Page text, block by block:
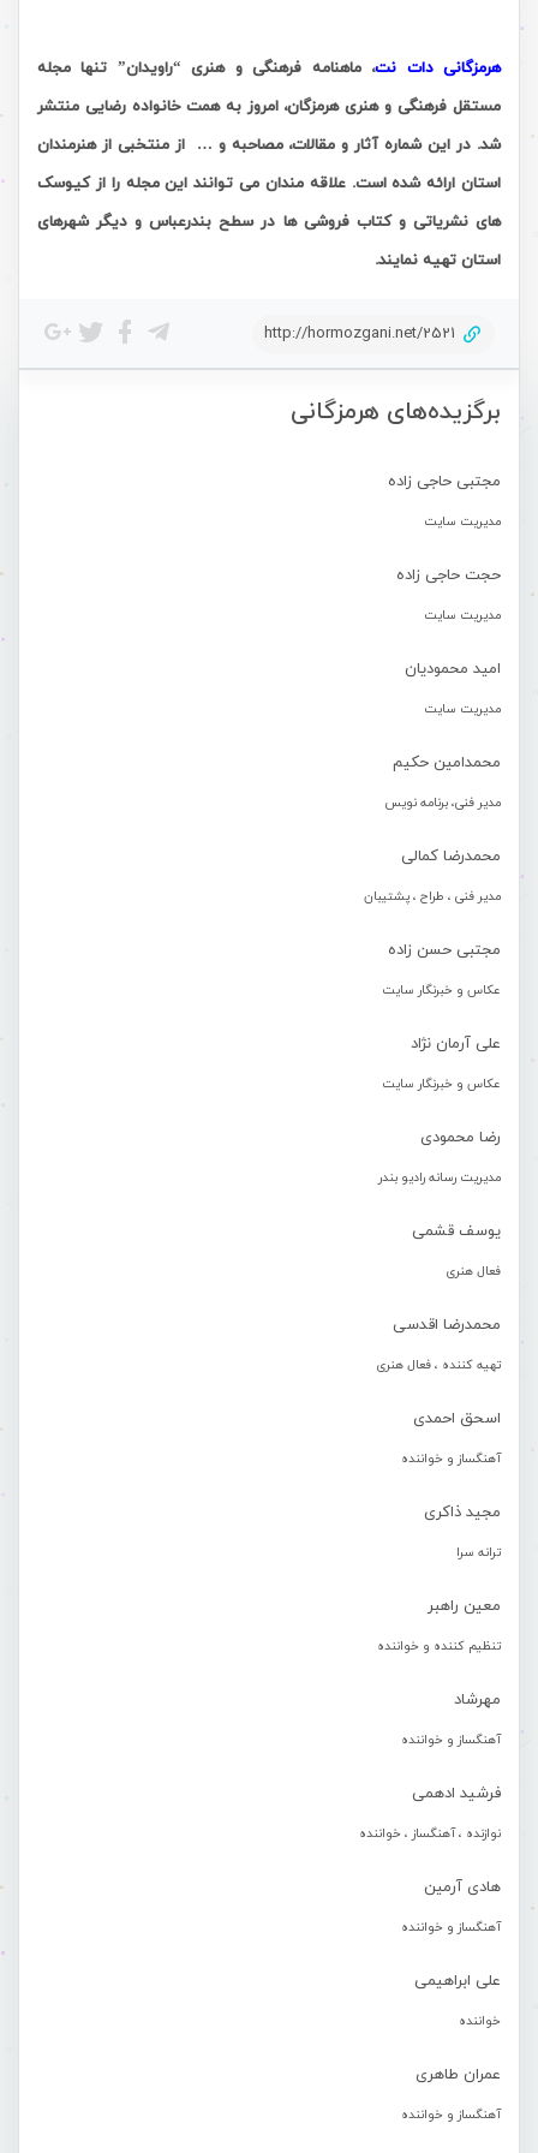
برگزیده‌های هرمزگانی
مجتبی حاجی زاده
مدیریت سایت
حجت حاجی زاده
مدیریت سایت
امید محمودیان
مدیریت سایت
محمدامین حکیم
مدیر فنی، برنامه نویس
محمدرضا کمالی
مدیر فنی ، طراح ، پشتیبان
مجتبی حسن زاده
عکاس و خبرنگار سایت
علی آرمان نژاد
عکاس و خبرنگار سایت
رضا محمودی
مدیریت رسانه رادیو بندر
یوسف قشمی
فعال هنری
محمدرضا اقدسی
تهیه کننده ، فعال هنری
اسحق احمدی
آهنگساز و خواننده
مجید ذاکری
ترانه سرا
معین راهبر
تنظیم کننده و خواننده
مهرشاد
آهنگساز و خواننده
فرشید ادهمی
نوازنده ، آهنگساز ، خواننده
هادی آرمین
آهنگساز و خواننده
علی ابراهیمی
خواننده
عمران طاهری
آهنگساز و خواننده
هرمزگانی دات نت، ماهنامه فرهنگی و هنری “راویدان” تنها مجله
مستقل فرهنگی و هنری هرمزگان، امروز به همت خانواده رضایی منتشر
شد. در این شماره آثار و مقالات، مصاحبه و … از منتخبی از هنرمندان
استان ارائه شده است. علاقه مندان می توانند این مجله را از کیوسک
های نشریاتی و کتاب فروشی ها در سطح بندرعباس و دیگر شهرهای
استان تهیه نمایند.
http://hormozgani.net/2521